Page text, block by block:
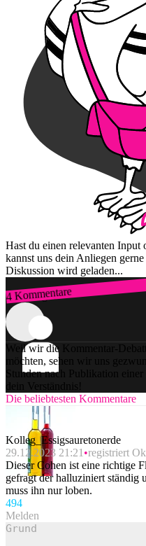
Hast du einen relevanten Input
kannst uns dein Anliegen
Diskussion wird geladen...
4 Kommentare
Zum Login
Weil wir die Kommentar-
möchten, sehen wir uns
Stunden nach Publikation
dein Verständnis!
Die beliebtesten Kommentare
Kolleg_Essigsauretonerde
29.12.2023 21:21 registriert
Dieser Cohen ist eine richtige
gefragt der halluziniert ständig
muss ihn nur loben.
494
Melden